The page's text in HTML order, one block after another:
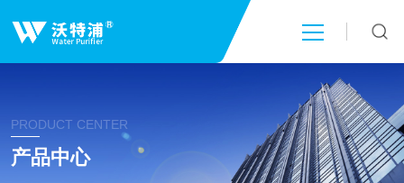
PRODUCT CENTER
产品中心